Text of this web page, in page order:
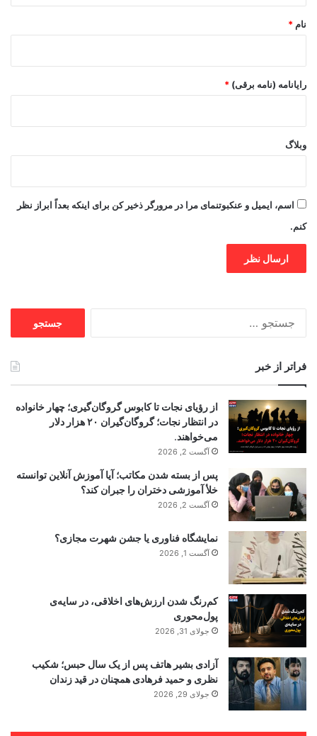
نام *
رایانامه (نامه برقی) *
وبلاگ
اسم، ایمیل و عنکبوتنمای مرا در مرورگر ذخیر کن برای اینکه بعداً ابراز نظر
کنم.
فراتر از خبر
از رؤیای نجات تا کابوس گروگان‌گیری؛ چهار خانواده
در انتظار نجات؛ گروگان‌گیران ۲۰ هزار دلار
می‌خواهند.
آگست 2, 2026
پس از بسته شدن مکاتب؛ آیا آموزش آنلاین توانسته
خلأ آموزشی دختران را جبران کند؟
آگست 2, 2026
نمایشگاه فناوری یا جشن شهرت مجازی؟
آگست 1, 2026
کم‌رنگ شدن ارزش‌های اخلاقی، در سایه‌ی
پول‌محوری
جولای 31, 2026
آزادی بشیر هاتف پس از یک سال حبس؛ شکیب
نظری و حمید فرهادی همچنان در قید زندان
جولای 29, 2026